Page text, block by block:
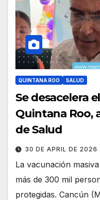
QUINTANA ROO SALUD
Se desacelera
Quintana Roo,
de Salud
30 DE APRIL DE 2026
La vacunación
más de 300 mil
protegidas. Cancún